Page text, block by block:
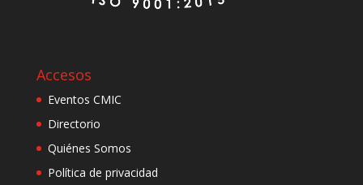
Accesos
Eventos CMIC
Directorio
Quiénes Somos
Política de privacidad